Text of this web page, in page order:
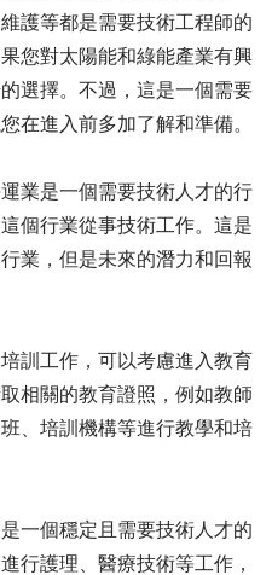
護等都是需要技術工程師的
您對太陽能和綠能產業有興
選擇。不過，這是一個需要
在進入前多加了解和準備。
業是一個需要技術人才的行
個行業從事技術工作。這是
業，但是未來的潛力和回報
訓工作，可以考慮進入教育
相關的教育證照，例如教師
、培訓機構等進行教學和培
一個穩定且需要技術人才的
行護理、醫療技術等工作，